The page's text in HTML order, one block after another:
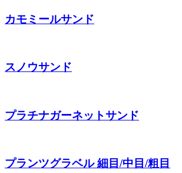
カモミールサンド
スノウサンド
プラチナガーネットサンド
プランツグラベル 細目/中目/粗目